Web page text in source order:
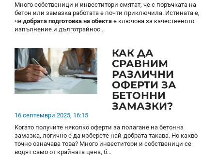
Много собственици и инвеститори смятат, че с поръчката на
бетон или замазка работата е почти приключила. Истината е,
че добрата подготовка на обекта е ключова за качественото
изпълнение и дълготрайнос...
КАК ДА
СРАВНИМ
РАЗЛИЧНИ
ОФЕРТИ ЗА
БЕТОННИ
ЗАМАЗКИ?
16 септември 2025, 16:15
Когато получите няколко оферти за полагане на бетонна
замазка, логично е да изберете най-добрата такава. Но какво
точно означава това? Много инвеститори и собственици се
водят само от крайната цена, б...